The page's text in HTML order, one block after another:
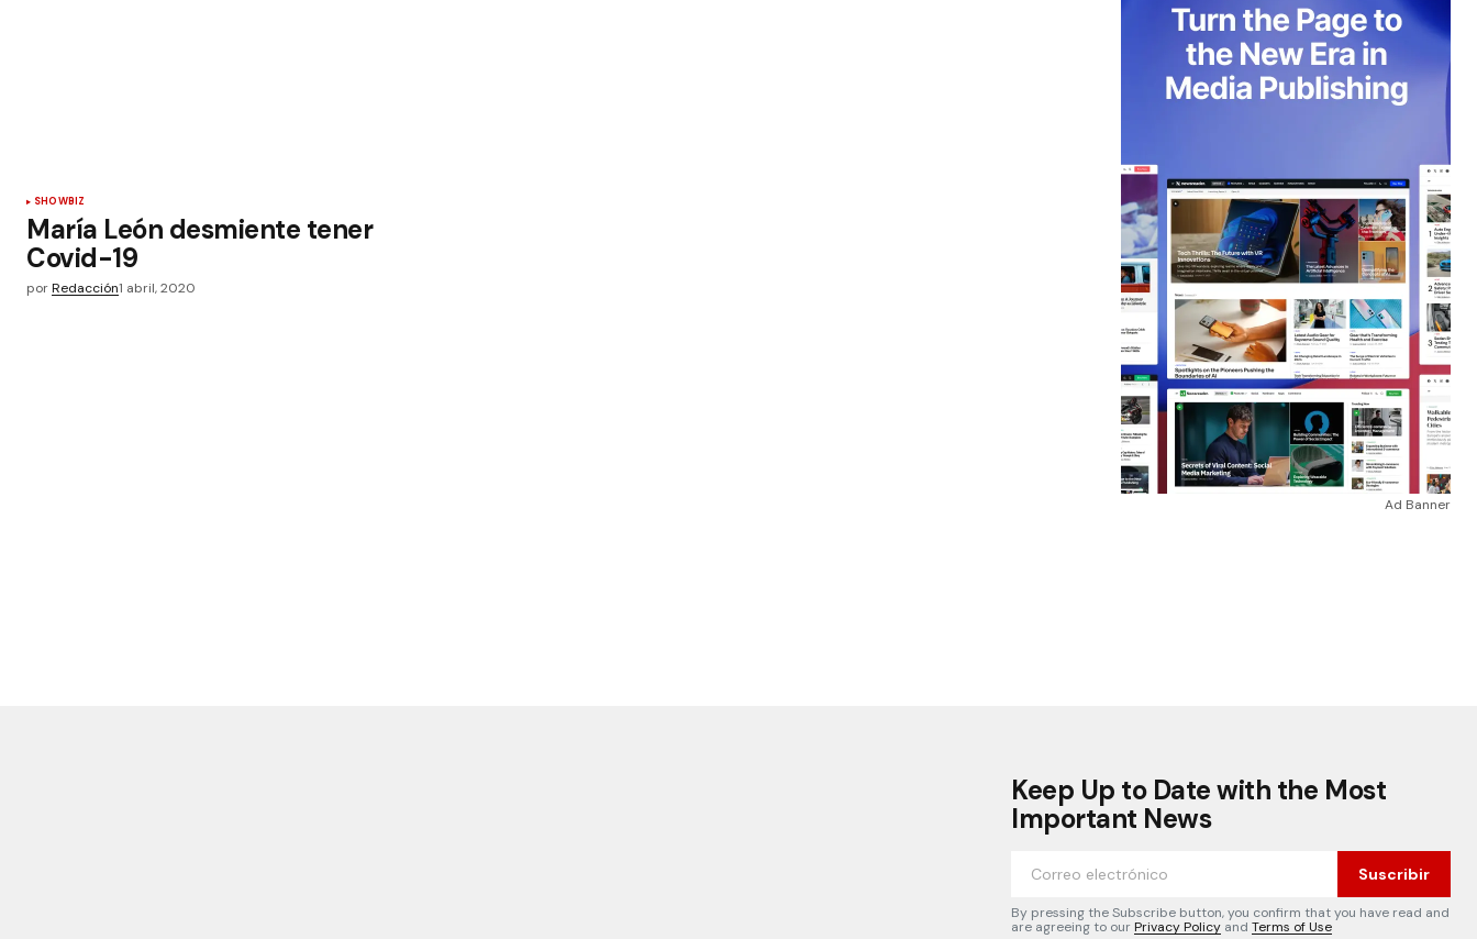
SHOWBIZ
María León desmiente tener
Covid-19
porRedacción1 abril, 2020
Ad Banner
Keep Up to Date with the Most
Important News
Suscribir
By pressing the Subscribe button, you confirm that you have read and
are agreeing to ourPrivacy Policy and Terms of Use